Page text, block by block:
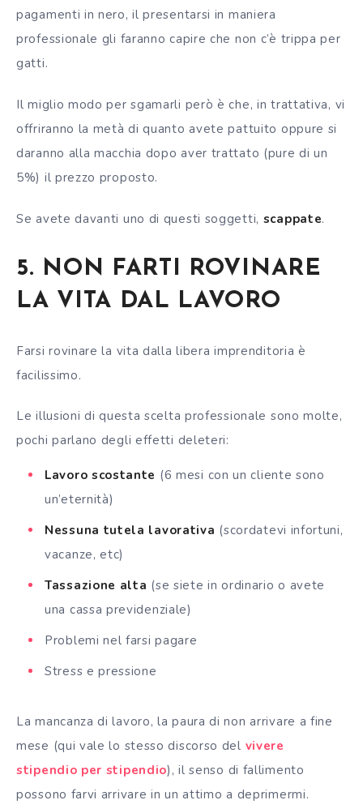
pagamenti in nero, il presentarsi in maniera
professionale gli faranno capire che non c’è trippa per
gatti.
Il miglio modo per sgamarli però è che, in trattativa, vi
offriranno la metà di quanto avete pattuito oppure si
daranno alla macchia dopo aver trattato (pure di un
5%) il prezzo proposto.
Se avete davanti uno di questi soggetti, scappate.
5. NON FARTI ROVINARE
LA VITA DAL LAVORO
Farsi rovinare la vita dalla libera imprenditoria è
facilissimo.
Le illusioni di questa scelta professionale sono molte,
pochi parlano degli effetti deleteri:
Lavoro scostante (6 mesi con un cliente sono
un’eternità)
Nessuna tutela lavorativa (scordatevi infortuni,
vacanze, etc)
Tassazione alta (se siete in ordinario o avete
una cassa previdenziale)
Problemi nel farsi pagare
Stress e pressione
La mancanza di lavoro, la paura di non arrivare a fine
mese (qui vale lo stesso discorso del vivere
stipendio per stipendio), il senso di fallimento
possono farvi arrivare in un attimo a deprimermi.